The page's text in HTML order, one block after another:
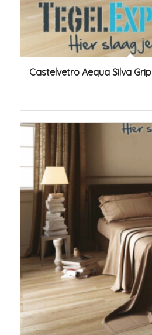
Castelvetro Aequa Silva Grip